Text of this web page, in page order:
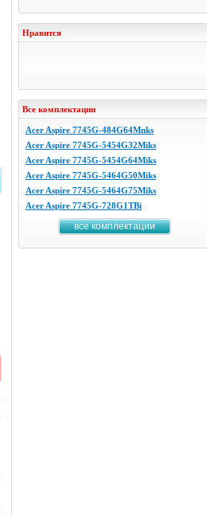
Нравится
Все комплектации
Acer Aspire 7745G-484G64Mnks
Acer Aspire 7745G-5454G32Miks
Acer Aspire 7745G-5454G64Miks
Acer Aspire 7745G-5464G50Miks
Acer Aspire 7745G-5464G75Miks
Acer Aspire 7745G-728G1TBi
все комплектации